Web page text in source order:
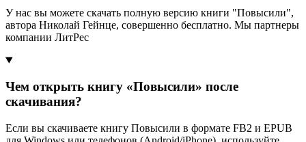
У нас вы можете скачать полную версию книги "Повысили",
автора Николай Гейнце, совершенно бесплатно. Мы партнеры
компании ЛитРес
Чем открыть книгу «Повысили» после
скачивания?
Если вы скачиваете книгу Повысили в формате FB2 и EPUB